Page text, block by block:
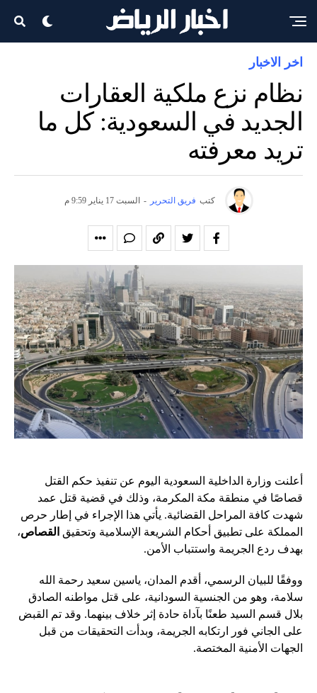
اخر الاخبار
نظام نزع ملكية العقارات
الجديد في السعودية: كل ما
تريد معرفته
كتب فريق التحرير - السبت 17 يناير 9:59 م
أعلنت وزارة الداخلية السعودية اليوم عن تنفيذ حكم القتل
قصاصًا في منطقة مكة المكرمة، وذلك في قضية قتل عمد
شهدت كافة المراحل القضائية. يأتي هذا الإجراء في إطار حرص
المملكة على تطبيق أحكام الشريعة الإسلامية وتحقيق القصاص،
بهدف ردع الجريمة واستتباب الأمن.
ووفقًا للبيان الرسمي، أقدم المدان، ياسين سعيد رحمة الله
سلامة، وهو من الجنسية السودانية، على قتل مواطنه الصادق
بلال قسم السيد طعنًا بآداة حادة إثر خلاف بينهما. وقد تم القبض
على الجاني فور ارتكابه الجريمة، وبدأت التحقيقات من قبل
الجهات الأمنية المختصة.